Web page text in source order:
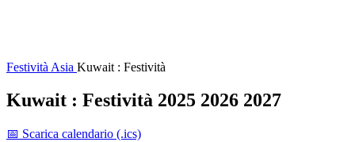
Festività Asia Kuwait : Festività
Kuwait : Festività 2025 2026 2027
📅 Scarica calendario (.ics)